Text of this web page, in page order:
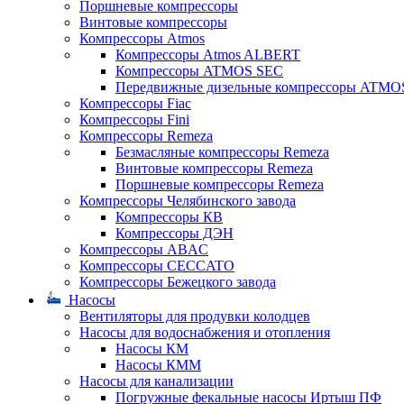
Поршневые компрессоры
Винтовые компрессоры
Компрессоры Atmos
Компрессоры Atmos ALBERT
Компрессоры ATMOS SEC
Передвижные дизельные компрессоры
Компрессоры Fiac
Компрессоры Fini
Компрессоры Remeza
Безмасляные компрессоры Remeza
Винтовые компрессоры Remeza
Поршневые компрессоры Remeza
Компрессоры Челябинского завода
Компрессоры КВ
Компрессоры ДЭН
Компрессоры ABAC
Компрессоры CECCATO
Компрессоры Бежецкого завода
Насосы
Вентиляторы для продувки колодцев
Насосы для водоснабжения и отопления
Насосы КМ
Насосы КММ
Насосы для канализации
Погружные фекальные насосы Иртыш ПФ